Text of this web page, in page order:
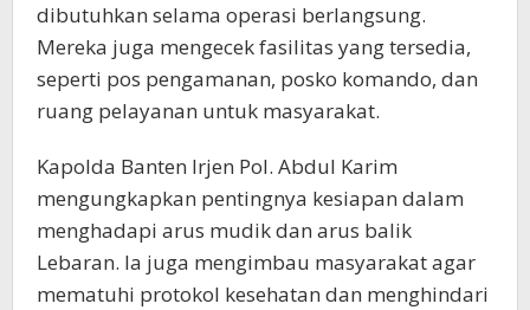
dibutuhkan selama operasi berlangsung.
Mereka juga mengecek fasilitas yang tersedia,
seperti pos pengamanan, posko komando, dan
ruang pelayanan untuk masyarakat.
Kapolda Banten Irjen Pol. Abdul Karim
mengungkapkan pentingnya kesiapan dalam
menghadapi arus mudik dan arus balik
Lebaran. Ia juga mengimbau masyarakat agar
mematuhi protokol kesehatan dan menghindari